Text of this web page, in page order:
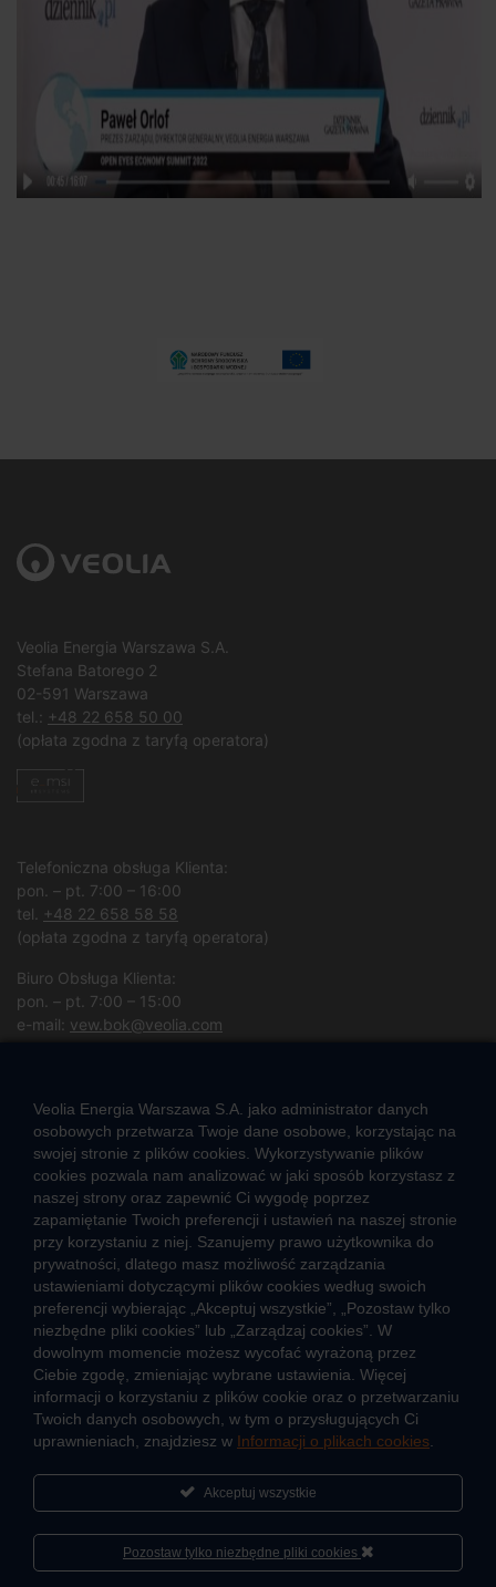
Veolia Energia Warszawa S.A.
Stefana Batorego 2
02-591 Warszawa
tel.: +48 22 658 50 00
(opłata zgodna z taryfą operatora)
Telefoniczna obsługa Klienta:
pon. – pt. 7:00 – 16:00
tel. +48 22 658 58 58
(opłata zgodna z taryfą operatora)
Biuro Obsługa Klienta:
pon. – pt. 7:00 – 15:00
e-mail: vew.bok@veolia.com
CIEPŁO SYSTEMOWE
Zalety ciepła systemowego
Pomyśl ciepło o lokatorach – nie wyłączaj węzła!
TARYFY I CENNIKI
Cennik usług zewnętrznych i opłat dodatkowych
Taryfy dla ciepła
JAK POWSTAJE CIEPŁO
Mapa sieci ciepłowniczej
Veolia Energia Warszawa S.A. jako administrator danych
osobowych przetwarza Twoje dane osobowe, korzystając na
swojej stronie z plików cookies. Wykorzystywanie plików
cookies pozwala nam analizować w jaki sposób korzystasz z
naszej strony oraz zapewnić Ci wygodę poprzez
zapamiętanie Twoich preferencji i ustawień na naszej stronie
przy korzystaniu z niej. Szanujemy prawo użytkownika do
prywatności, dlatego masz możliwość zarządzania
ustawieniami dotyczącymi plików cookies według swoich
preferencji wybierając „Akceptuj wszystkie”, „Pozostaw tylko
niezbędne pliki cookies” lub „Zarządzaj cookies”. W
dowolnym momencie możesz wycofać wyrażoną przez
Ciebie zgodę, zmieniając wybrane ustawienia. Więcej
informacji o korzystaniu z plików cookie oraz o przetwarzaniu
Twoich danych osobowych, w tym o przysługujących Ci
uprawnieniach, znajdziesz w Informacji o plikach cookies
Akceptuj wszystkie
Pozostaw tylko niezbędne pliki cookies